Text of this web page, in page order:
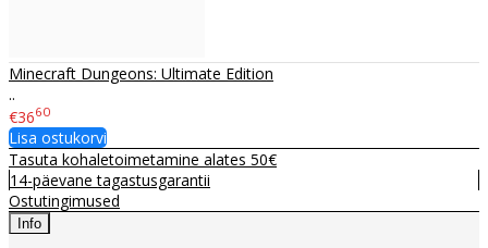
Minecraft Dungeons: Ultimate Edition
..
€3660
Lisa ostukorvi
Tasuta kohaletoimetamine alates 50€
14-päevane tagastusgarantii
Ostutingimused
Info